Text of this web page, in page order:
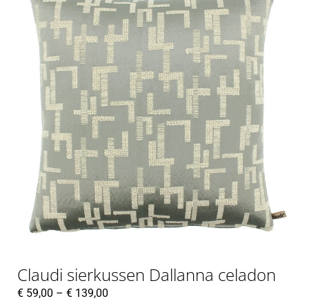
Claudi sierkussen Dallanna celadon
€ 59,00 – € 139,00